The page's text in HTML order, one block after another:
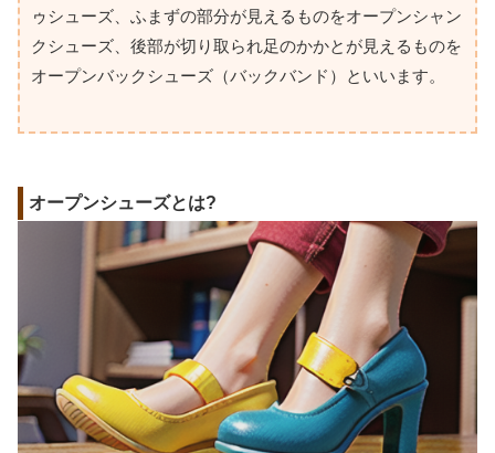
ゥシューズ、ふまずの部分が見えるものをオープンシャン
クシューズ、後部が切り取られ足のかかとが見えるものを
オープンバックシューズ（バックバンド）といいます。
オープンシューズとは?